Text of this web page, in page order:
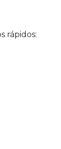
rápidos: